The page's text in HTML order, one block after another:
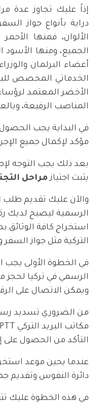
إذاً عليك تجاوز عدة
دراية بأنواع جواز
الألوان، فمنها
الجميع، ومنها
أعضاء البرلمان
الخدماتي المخصص
الأخضر المعتمد
المناصب الرفيعة،
في البداية يجب
مؤكد لإكمال جميع
بعد ذلك يجب التوجه
يثبت اجتيازمراحل
والآن عليك تقديم طلب
الرسمية ليصبح لديك
استخراج كافة
التركية مثل جواز
في الخطوة الأولى يجب
الرسمي في تركيا لحجز
ويمكن الاتصال على الرقم 199 للغرض
من الضروري تسديد
التأكد من الحصول على
عندما يحين موعد
دائرة النفوس وتقديم
في هذه الخطوة عليك